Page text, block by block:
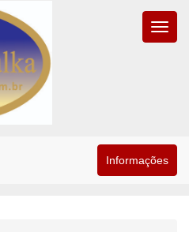
Menu
Informações